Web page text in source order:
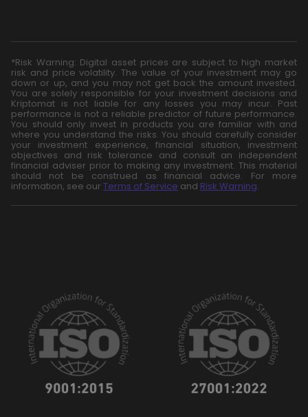
*Risk Warning: Digital asset prices are subject to high market
risk and price volatility. The value of your investment may go
down or up, and you may not get back the amount invested.
You are solely responsible for your investment decisions and
Kriptomat is not liable for any losses you may incur. Past
performance is not a reliable predictor of future performance.
You should only invest in products you are familiar with and
where you understand the risks. You should carefully consider
your investment experience, financial situation, investment
objectives and risk tolerance and consult an independent
financial adviser prior to making any investment. This material
should not be construed as financial advice. For more
information, see our Terms of Service and Risk Warning.